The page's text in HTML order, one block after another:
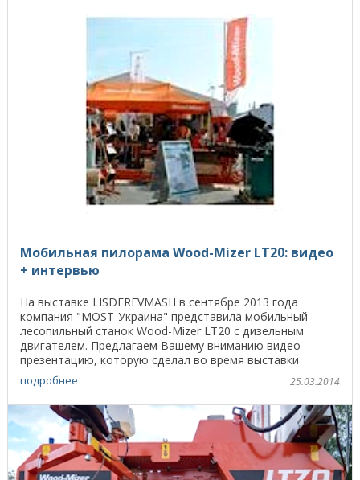
Мобильная пилорама Wood-Mizer LT20: видео
+ интервью
На выставке LISDEREVMASH в сентябре 2013 года
компания "MOST-Украина" представила мобильный
лесопильный станок Wood-Mizer LT20 с дизельным
двигателем. Предлагаем Вашему вниманию видео-
презентацию, которую сделал во время выставки
начальник ...
подробнее 25.03.2014